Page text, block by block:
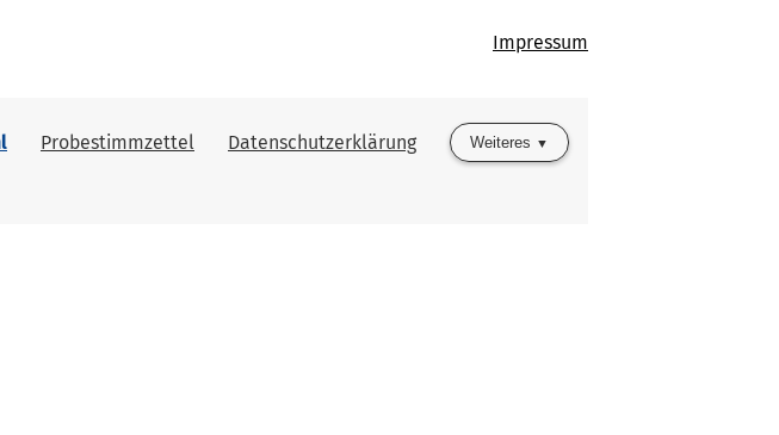
Impressum
Probestimmzettel Datenschutzerklärung Weiteres